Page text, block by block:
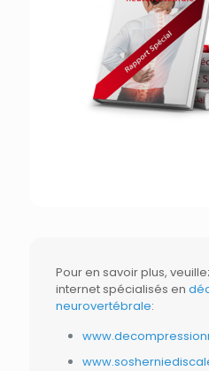
Pour en savoir plus,
internet spécialisés en
neurovertébrale: